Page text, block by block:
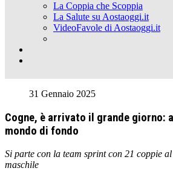
La Coppia che Scoppia
La Salute su Aostaoggi.it
VideoFavole di Aostaoggi.it
31 Gennaio 2025
Cogne, è arrivato il grande giorno:
mondo di fondo
Si parte con la team sprint con 21 coppie
maschile